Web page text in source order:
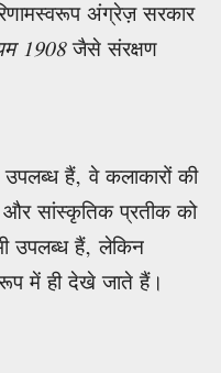
अंग्रेज़ सरकार
1908जैसे संरक्षण
हैं, वे कलाकारों की
सांस्कृतिक प्रतीक को
उपलब्ध हैं, लेकिन
में ही देखे जाते हैं।